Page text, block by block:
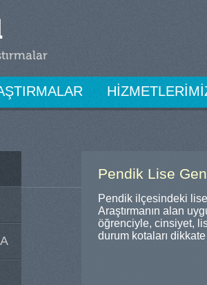
Pendik Lise
Pendik ilçesindeki
Araştırmanın alan
öğrenciyle, cinsiyet,
durum kotaları